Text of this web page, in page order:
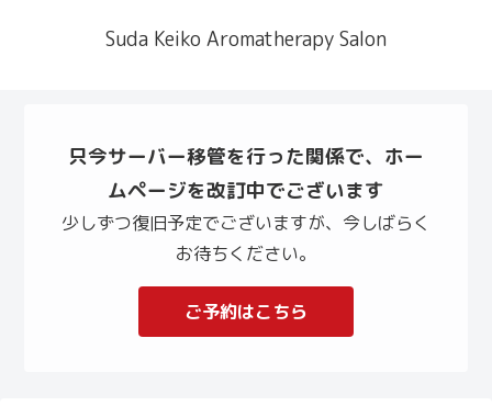
Suda Keiko Aromatherapy Salon
只今サーバー移管を行った関係で、ホー
ムページを改訂中でございます
少しずつ復旧予定でございますが、今しばらく
お待ちください。
ご予約はこちら